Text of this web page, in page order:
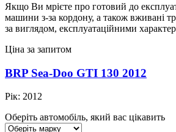
Якщо Ви мрієте про готовий до
машини з-за кордону, а також вживані
за виглядом, експлуатаційними
Ціна за запитом
BRP Sea-Doo GTI 130 2012
Рік: 2012
Оберіть автомобіль, який вас цікавить